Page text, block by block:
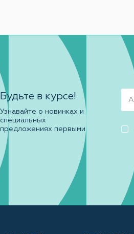
Будьте в курсе!
Узнавайте о новинках и
специальных
предложениях первыми